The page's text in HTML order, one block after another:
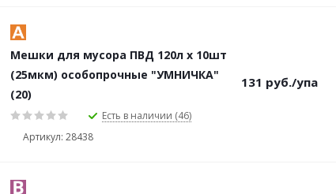
Мешки для мусора ПВД 120л х 10шт
(25мкм) особопрочные "УМНИЧКА"
(20)
Есть в наличии (46)
Артикул: 28438
131 руб./упа